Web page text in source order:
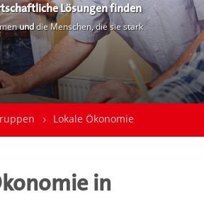
Lösungen finden
unddie Menschen, die sie stark
Lokale Ökonomie
in